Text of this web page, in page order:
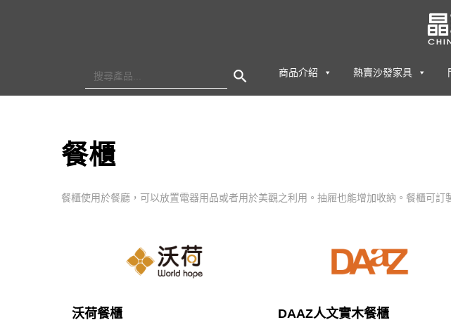
for:
商品介紹
熱賣沙發家具
餐櫃
餐櫃使用於餐廳，可以放置電器用品或者用於美觀之利用。抽屜也能增加收納。餐櫃可
沃荷餐櫃 DAAZ人文實木餐櫃